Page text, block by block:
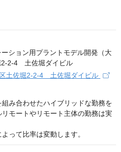
土佐堀2-2-4 土佐堀ダイビル
み合わせたハイブリッドな勤務を
モートやリモート主体の勤務は実
って比率は変動します。